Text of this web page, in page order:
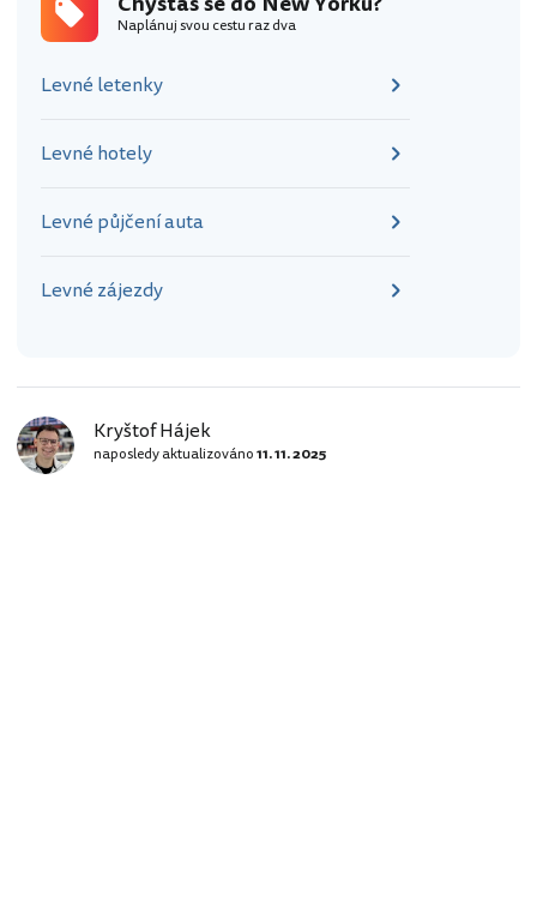
Naplánuj svou cestu raz dva
Levné letenky
Levné hotely
Levné půjčení auta
Levné zájezdy
Kryštof Hájek
naposledy aktualizováno11. 11. 2025